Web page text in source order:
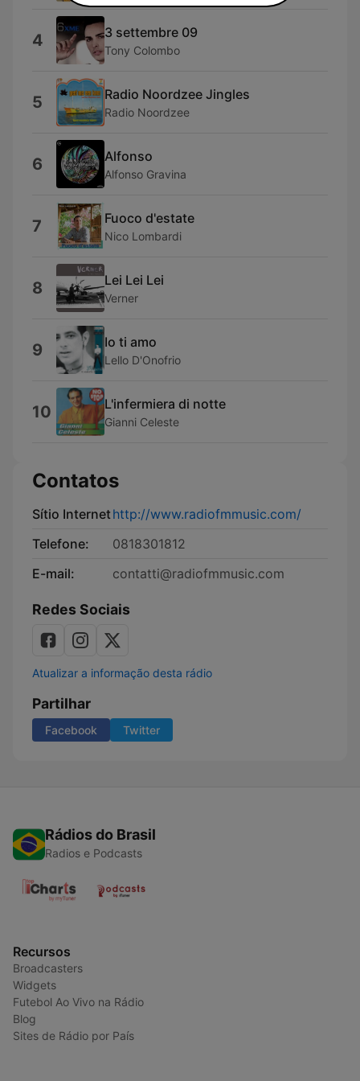
4 3 settembre 09
Tony Colombo
5 Radio Noordzee Jingles
Radio Noordzee
6 Alfonso
Alfonso Gravina
7 Fuoco d'estate
Nico Lombardi
8 Lei Lei Lei
Verner
9 Io ti amo
Lello D'Onofrio
10 L'infermiera di notte
Gianni Celeste
Contatos
Sítio Internethttp://www.radiofmmusic.com/
Telefone:
0818301812
E-mail:
contatti@radiofmmusic.com
Redes Sociais
Atualizar a informação desta rádio
Partilhar
Facebook Twitter
Rádios do Brasil
Radios e Podcasts
Recursos
Broadcasters
Widgets
Futebol Ao Vivo na Rádio
Blog
Sites de Rádio por País